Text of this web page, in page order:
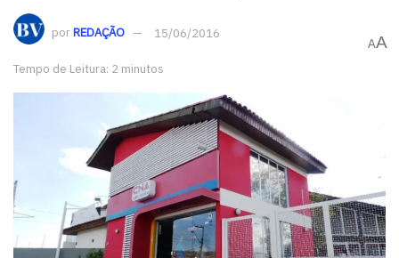
porREDAÇÃO 15/06/2016
Tempo de Leitura: 2 minutos
AA